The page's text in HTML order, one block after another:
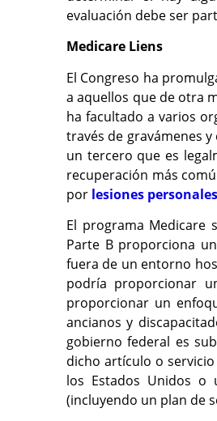
evaluación debe ser
Medicare Liens
El Congreso ha
a aquellos que de otra
ha facultado a varios
través de gravámenes
un tercero que es
recuperación más
por lesiones personales
El programa Medicare
Parte B proporciona
fuera de un entorno
podría proporcionar
proporcionar un
ancianos y
gobierno federal es
dicho artículo o
los Estados Unidos o
(incluyendo un plan de